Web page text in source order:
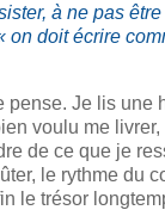
à ne pas
on doit écrire
pense. Je lis une
voulu me
de ce que je
le rythme du
le trésor